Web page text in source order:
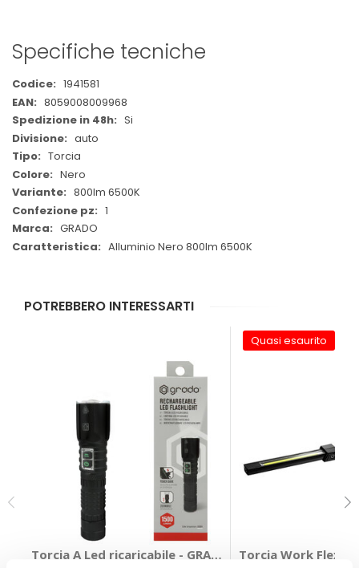
Specifiche tecniche
Maggiori
Informazioni
1941581
8059008009968
Si
auto
Torcia
Nero
800lm 6500K
1
GRADO
Alluminio Nero 800lm 6500K
POTREBBERO INTERESSARTI
Torcia A Led ricaricabile - GRADO
Quasi esaurito
Torcia Work Flex